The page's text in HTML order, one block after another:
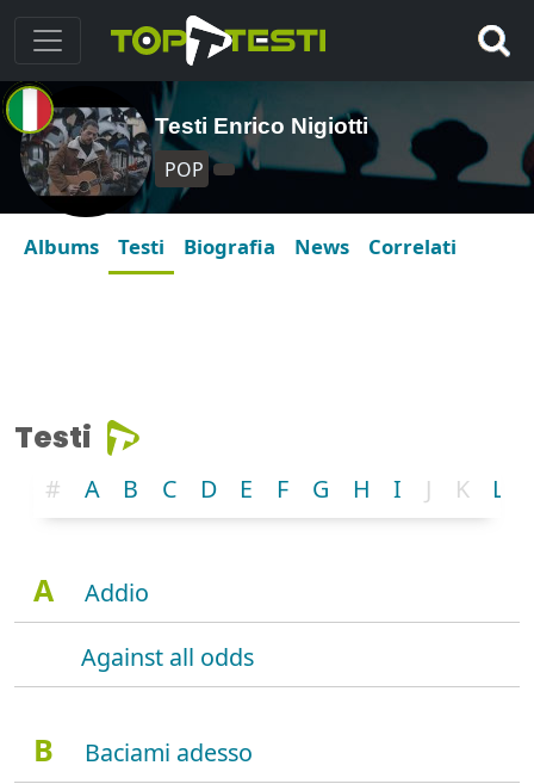
Testi Enrico Nigiotti
POP
Albums Testi Biografia News Correlati
Testi
# A B C D E F G H I J K L
A
Addio
Against all odds
B
Baciami adesso